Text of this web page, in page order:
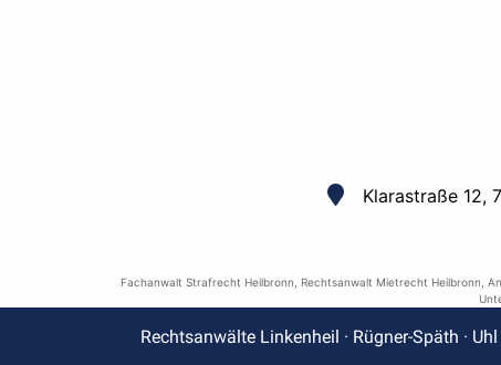
Klarastraße 12,
Fachanwalt Strafrecht Heilbronn Rechtsanwalt Mietrecht Heilbronn
Rechtsanwälte Linkenheil · Rügner-Späth ·